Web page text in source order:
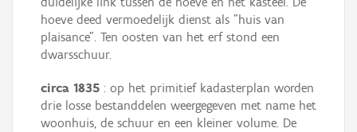
hoeve deed vermoedelijk dienst als "huis van
plaisance". Ten oosten van het erf stond een
dwarsschuur.
circa 1835 : op het primitief kadasterplan worden
drie losse bestanddelen weergegeven met name het
woonhuis, de schuur en een kleiner volume. De